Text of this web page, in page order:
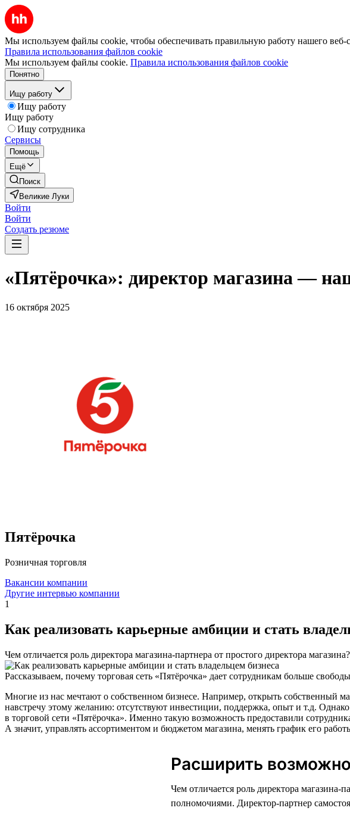
Мы используем файлы cookie, чтобы обеспечивать правильную работу нашего веб-
Правила использования файлов cookie
Мы используем файлы cookie. Правила использования файлов cookie
Понятно
Ищу работу
Ищу работу
Ищу работу
Ищу сотрудника
Сервисы
Помощь
Ещё
Поиск
Великие Луки
Войти
Войти
Создать резюме
«Пятёрочка»: директор магазина —
16 октября 2025
Пятёрочка
Розничная торговля
Вакансии компании
Другие интервью компании
1
Как реализовать карьерные амбиции и стать
Чем отличается роль директора магазина-партнера от простого директора магазина?
Рассказываем, почему торговая сеть «Пятёрочка» дает сотрудникам больше
Многие из нас мечтают о собственном бизнесе. Например, открыть собственный
навстречу этому желанию: отсутствуют инвестиции, поддержка, опыт и т.д.
в торговой сети «Пятёрочка». Именно такую возможность предоставили
А значит, управлять ассортиментом и бюджетом магазина, менять график его
Расширить
Чем отличается роль директора магазина-
полномочиями. Директор-партнер